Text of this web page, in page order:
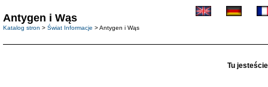
Antygen i Wąs
Katalog stron > Świat Informacje > Antygen i Wąs
Tu